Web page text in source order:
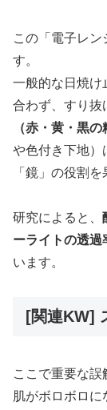
この「電子レ
す。
一般的な日焼け
合わず、すり抜
（赤・黄・黒の
や色付き下地）
「鏡」の役割を
研究によると、
ーライトの透過
います。
[関連KW]
ここで重要な
肌がボロボロ